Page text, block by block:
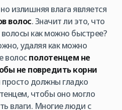
излишняя влага является
волос. Значит ли это, что
как можно быстрее?
удаляя как можно
волосполотенцем не
не повредить корни
должны гладко
чтобы оно могло
влаги. Многие люди с